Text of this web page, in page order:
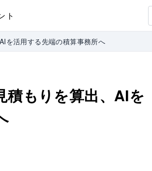
ト
を活用する先端の積算事務所へ
積もりを算出、AIを